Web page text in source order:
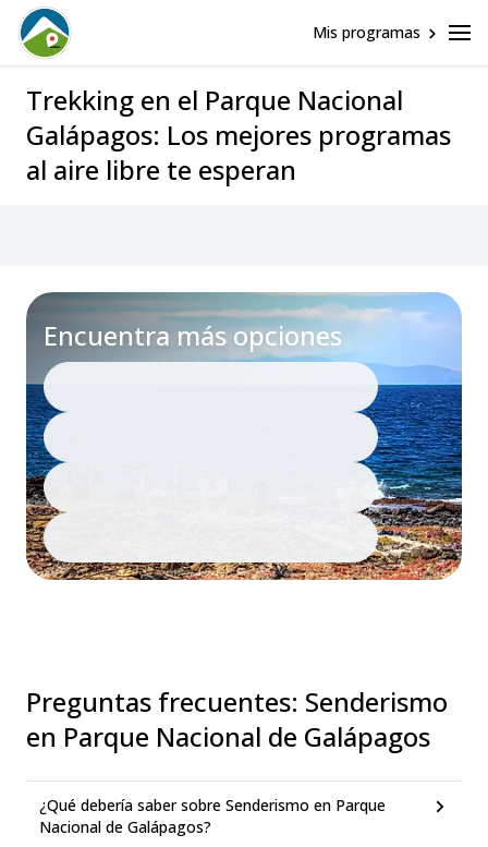
Mis programas
Trekking en el Parque Nacional
Galápagos: Los mejores programas
al aire libre te esperan
Encuentra más opciones
Preguntas frecuentes: Senderismo
en Parque Nacional de Galápagos
¿Qué debería saber sobre Senderismo en Parque
Nacional de Galápagos?